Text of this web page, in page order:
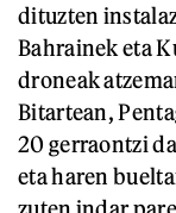
dituzten
Bahrainek eta
droneak
Bitartean,
20 gerraontzi
eta haren
zuten indar